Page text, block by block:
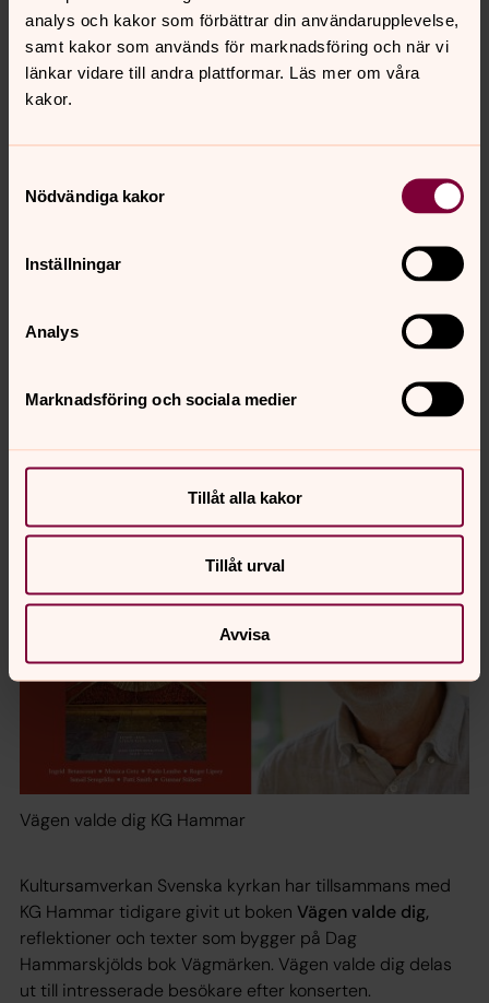
analys och kakor som förbättrar din användarupplevelse,
samt kakor som används för marknadsföring och när vi
länkar vidare till andra plattformar. Läs mer om våra
kakor.
Nödvändiga kakor
Inställningar
Analys
Marknadsföring och sociala medier
Tillåt alla kakor
Tillåt urval
Avvisa
Foto: Mikael Ringlander
Per Starke
medverkar och signerar sin nyutkomna bok
Hammarskjöld och hans liv som människa och ledare.
Vägen valde dig KG Hammar
Kultursamverkan Svenska kyrkan har tillsammans med
KG Hammar tidigare givit ut boken Vägen valde dig,
reflektioner och texter som bygger på Dag
Hammarskjölds bok Vägmärken. Vägen valde dig delas
ut till intresserade besökare efter konserten.